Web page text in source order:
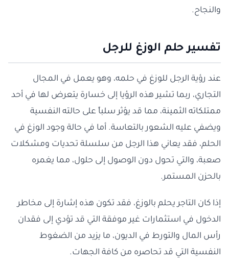
والنجاح.
تفسير حلم الوزغ للرجل
عند رؤية الرجل للوزغ في حلمه، وهو يعمل في المجال
التجاري، ربما تشير هذه الرؤيا إلى خسارة يتعرض لها في أحد
ممتلكاته الثمينة، مما قد يؤثر سلباً على حالته النفسية
ويضفي عليه الشعور بالتعاسة. أما في حالة وجود الوزغ في
الحلم، فقد يعاني هذا الرجل من سلسلة تحديات ومشكلات
صعبة، والتي تحول دون الوصول إلى حلول، مما يغمره
بالحزن المستمر.
إذا كان التاجر يحلم بالوزغ، فقد تكون هذه إشارة إلى مخاطر
الدخول في استثمارات غير موفقة التي قد تؤدي إلى فقدان
رأس المال والتورط في الديون، ما يزيد من الضغوط
النفسية التي قد تحاصره من كافة الجهات.